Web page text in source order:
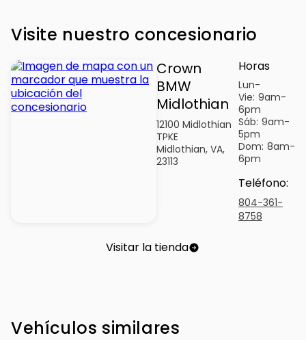
Visite nuestro concesionario
Crown
BMW
Midlothian
12100 Midlothian
TPKE
Midlothian, VA,
23113
Horas
Lun-
Vie: 9am-
6pm
Sáb: 9am-
5pm
Dom: 8am-
6pm
Teléfono:
804-361-
8758
Visitar la tienda
Vehículos similares